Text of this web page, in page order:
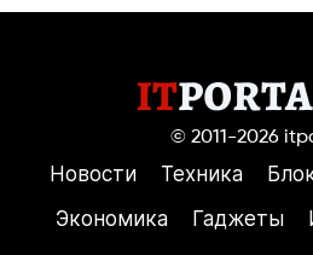
© 2011-2026
Новости Техника
Экономика
Гаджеты